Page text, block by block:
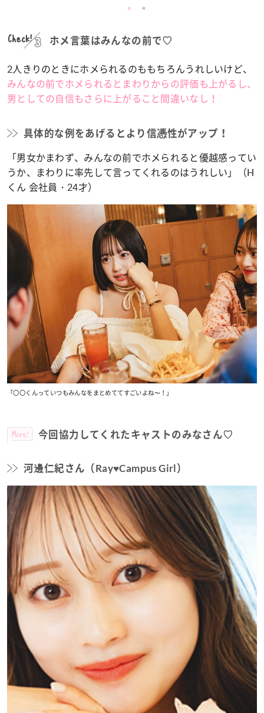
Check! ホメ言葉はみんなの前で♡
2人きりのときにホメられるのももちろんうれしいけど、
みんなの前でホメられるとまわりからの評価も上がるし、
男としての自信もさらに上がること間違いなし！
具体的な例をあげるとより信憑性がアップ！
「男女かまわず、みんなの前でホメられると優越感ってい
うか、まわりに率先して言ってくれるのはうれしい」（H
くん 会社員・24才）
「〇〇くんっていつもみんなをまとめててすごいよね〜！」
More! 今回協力してくれたキャストのみなさん♡
河邊仁紀さん（Ray♥Campus Girl）